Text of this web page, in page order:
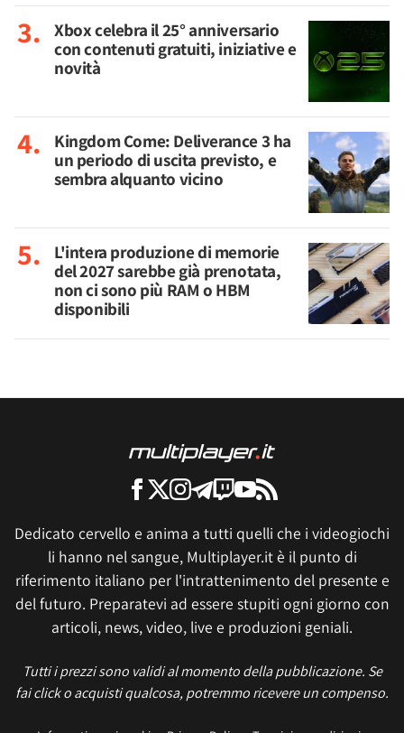
Xbox celebra il 25° anniversario
con contenuti gratuiti, iniziative e
novità
Kingdom Come: Deliverance 3 ha
un periodo di uscita previsto, e
sembra alquanto vicino
L'intera produzione di memorie
del 2027 sarebbe già prenotata,
non ci sono più RAM o HBM
disponibili
Dedicato cervello e anima a tutti quelli che i videogiochi
li hanno nel sangue, Multiplayer.it è il punto di
riferimento italiano per l'intrattenimento del presente e
del futuro. Preparatevi ad essere stupiti ogni giorno con
articoli, news, video, live e produzioni geniali.
Tutti i prezzi sono validi al momento della pubblicazione. Se
fai click o acquisti qualcosa, potremmo ricevere un compenso.